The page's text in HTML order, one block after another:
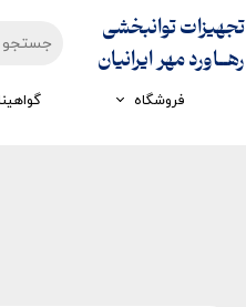
تجهیزات توانبخشی
​​​​​​​رهــاورد مهر ایرانیان
فروشگاه